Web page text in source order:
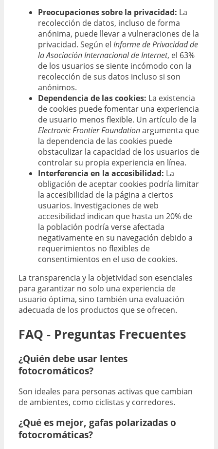
Preocupaciones sobre la privacidad: La
recolección de datos, incluso de forma
anónima, puede llevar a vulneraciones de la
privacidad. Según el Informe de Privacidad de
la Asociación Internacional de Internet, el 63%
de los usuarios se siente incómodo con la
recolección de sus datos incluso si son
anónimos.
Dependencia de las cookies: La existencia
de cookies puede fomentar una experiencia
de usuario menos flexible. Un artículo de la
Electronic Frontier Foundationargumenta que
la dependencia de las cookies puede
obstaculizar la capacidad de los usuarios de
controlar su propia experiencia en línea.
Interferencia en la accesibilidad: La
obligación de aceptar cookies podría limitar
la accesibilidad de la página a ciertos
usuarios. Investigaciones de web
accesibilidad indican que hasta un 20% de
la población podría verse afectada
negativamente en su navegación debido a
requerimientos no flexibles de
consentimientos en el uso de cookies.
La transparencia y la objetividad son esenciales
para garantizar no solo una experiencia de
usuario óptima, sino también una evaluación
adecuada de los productos que se ofrecen.
FAQ - Preguntas Frecuentes
¿Quién debe usar lentes
fotocromáticos?
Son ideales para personas activas que cambian
de ambientes, como ciclistas y corredores.
¿Qué es mejor, gafas polarizadas o
fotocromáticas?